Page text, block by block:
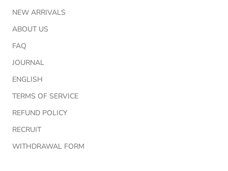
NEW ARRIVALS
ABOUT US
FAQ
JOURNAL
ENGLISH
TERMS OF SERVICE
REFUND POLICY
RECRUIT
WITHDRAWAL FORM